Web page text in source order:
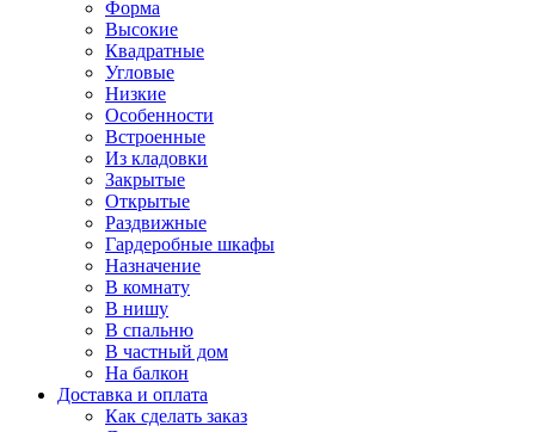
Форма
Высокие
Квадратные
Угловые
Низкие
Особенности
Встроенные
Из кладовки
Закрытые
Открытые
Раздвижные
Гардеробные шкафы
Назначение
В комнату
В нишу
В спальню
В частный дом
На балкон
Доставка и оплата
Как сделать заказ